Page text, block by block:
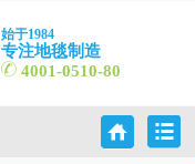
始于1984
专注地毯制造
4001-0510-80